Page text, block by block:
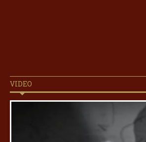
VIDEO